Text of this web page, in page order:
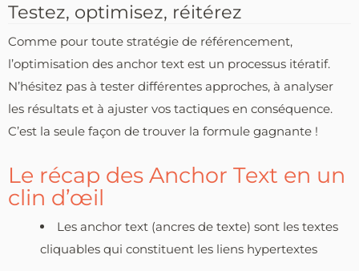
Testez, optimisez, réitérez
Comme pour toute stratégie de référencement,
l’optimisation des anchor text est un processus itératif.
N’hésitez pas à tester différentes approches, à analyser
les résultats et à ajuster vos tactiques en conséquence.
C’est la seule façon de trouver la formule gagnante !
Le récap des Anchor Text en un
clin d’œil
Les anchor text (ancres de texte) sont les textes
cliquables qui constituent les liens hypertextes